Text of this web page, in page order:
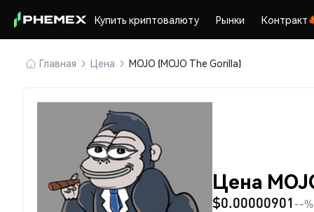
Купить криптовалюту Рынки Контракт
Главная Цена MOJO (MOJO The Gorilla)
Цена
$0.00000901--%